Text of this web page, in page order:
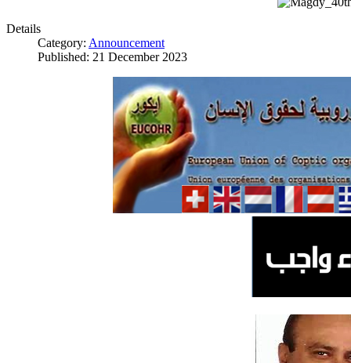
Details
Category: Announcement
Published: 21 December 2023